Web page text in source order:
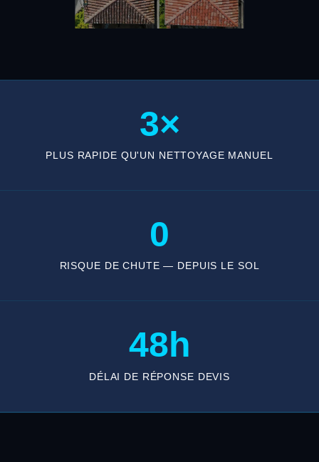
3×
PLUS RAPIDE QU'UN NETTOYAGE MANUEL
0
RISQUE DE CHUTE — DEPUIS LE SOL
48h
DÉLAI DE RÉPONSE DEVIS